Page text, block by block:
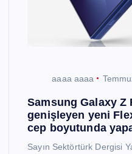
aaaa aaaa
Samsung Galaxy Z
genişleyen yeni
cep boyutunda
Sayın Sektörtürk Dergisi